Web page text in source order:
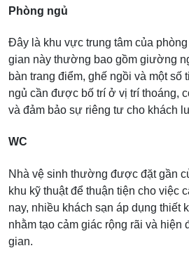
Phòng ngủ
Đây là khu vực trung tâm của
gian này thường bao gồm giường
bàn trang điểm, ghế ngồi và một số
ngủ cần được bố trí ở vị trí thoáng,
và đảm bảo sự riêng tư cho khách
WC
Nhà vệ sinh thường được đặt gần
khu kỹ thuật để thuận tiện cho việc
nay, nhiều khách sạn áp dụng thiết
nhằm tạo cảm giác rộng rãi và hiện
gian.